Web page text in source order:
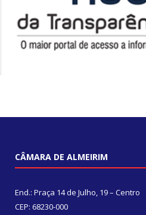
CÂMARA DE ALMEIRIM
End.: Praça 14 de Julho, 19 – Centro
CEP: 68230-000